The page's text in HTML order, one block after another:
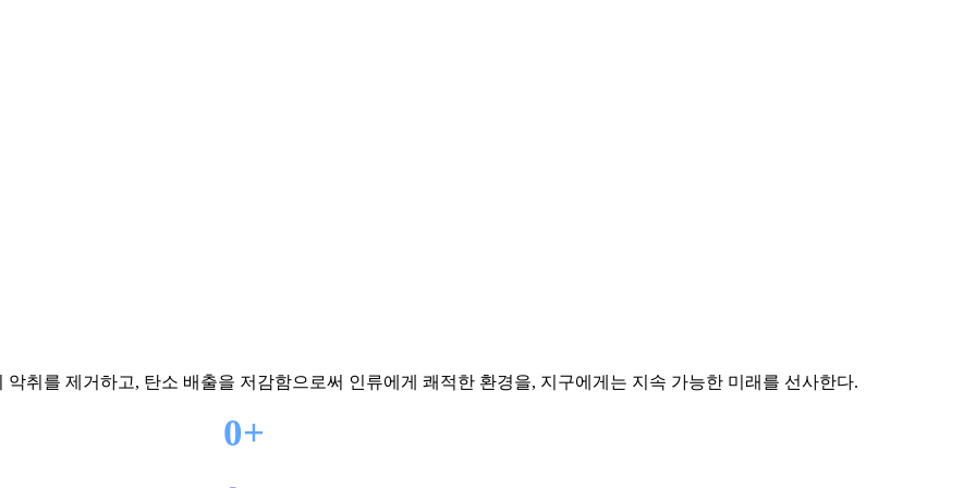
취를 제거하고, 탄소 배출을 저감함으로써 인류에게 쾌적한 환경을, 지구에게는 지속 가능한 미래를 선사한다.
0+